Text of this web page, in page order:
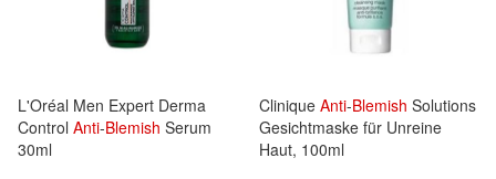
L'Oréal Men Expert Derma
Control Anti-Blemish Serum
30ml
Clinique Anti-Blemish Solutions
Gesichtmaske für Unreine
Haut, 100ml